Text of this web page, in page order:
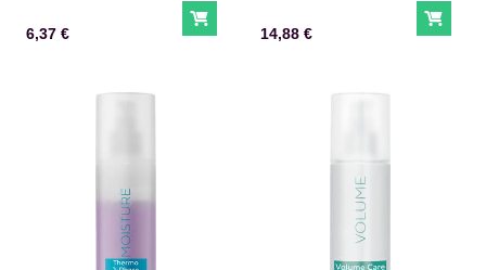
Cena s DPH
6,37 € Do košíkaCena s DPH
14,88 € Do